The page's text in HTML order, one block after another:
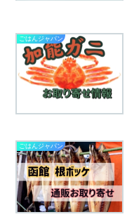
ごはんジャパン
ごはんジャパン